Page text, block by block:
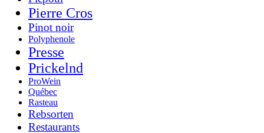
Pierre Cros
Pinot noir
Polyphenole
Presse
Prickelnd
ProWein
Québec
Rasteau
Rebsorten
Restaurants